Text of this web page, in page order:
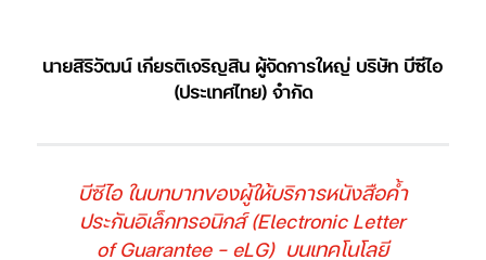
นายสิริวัฒน์ เกียรติเจริญสิน ผู้จัดการใหญ่ บริษัท บีซีไอ
(ประเทศไทย) จำกัด
บีซีไอ ในบทบาทของผู้ให้บริการหนังสือค้ำ
ประกันอิเล็กทรอนิกส์ (Electronic Letter
of Guarantee – eLG) บนเทคโนโลยี